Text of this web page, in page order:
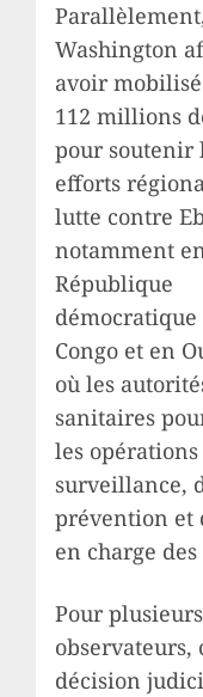
Washington
avoir
112 millions
pour soutenir
efforts
lutte contre
notamment
République
démocratique
Congo et en
où les
sanitaires
les opérations
surveillance,
prévention et
en charge des
Pour plusieurs
observateurs,
décision